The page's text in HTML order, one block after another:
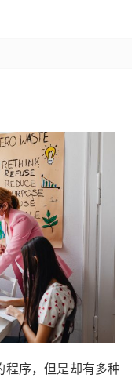
程序，但是却有多种